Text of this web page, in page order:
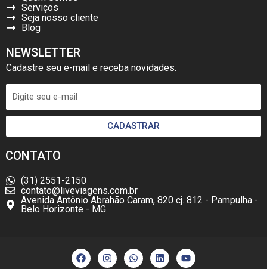
Serviços
Seja nosso cliente
Blog
NEWSLETTER
Cadastre seu e-mail e receba novidades.
CADASTRAR
CONTATO
(31) 2551-2150
contato@liveviagens.com.br
Avenida Antônio Abrahão Caram, 820 cj. 812 - Pampulha -
Belo Horizonte - MG
F
a
c
I
n
s
W
h
a
L
i
n
Y
o
u